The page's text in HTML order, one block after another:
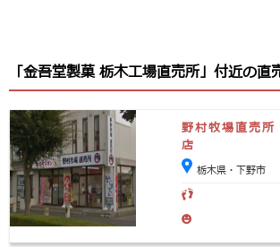
「金吾堂製菓 栃木工場直売所」付近の直
野村牧場直売
店
栃木県・下野市